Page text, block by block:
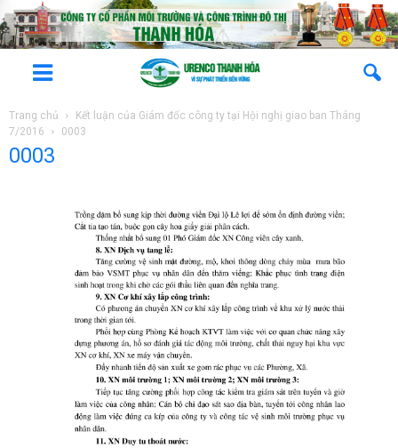
Trang chủ
Kết luận của Giám đốc công ty tại Hội nghị giao ban Tháng
7/2016
0003
0003